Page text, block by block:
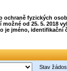
ochraně fyzických
od 25. 5. 2018
je jméno, identifikační
Stav